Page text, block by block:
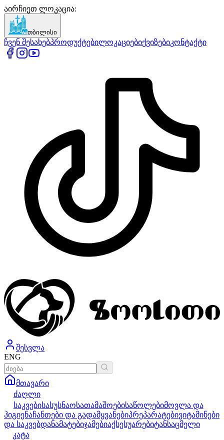
აირჩიეთ ლოკაცია:
თბილისი
ჩვენ შესახებპროდუქტებილოკაციებიქვიზებიკონტაქტი
შესვლა
ENG
მთავარი
ძაღლი
საკვებისასუსნაოსათამაშოებისაწოლებიმოვლა და
ჰიგიენაჩანთები და გადამყვანებიპრეპარატებივიტამინები
და საკვებდანამატებიჯამებიაქსესუარებიტანსაცმელი
კატა